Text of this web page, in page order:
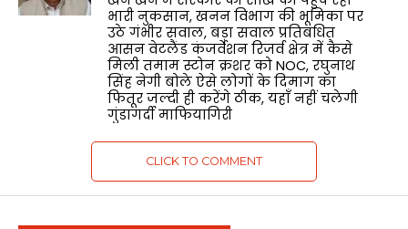
भारी नुकसान, खनन विभाग की भूमिका पर
उठे गंभीर सवाल, बड़ा सवाल प्रतिबंधित
आसन वेटलैंड कंजर्वेशन रिजर्व क्षेत्र में कैसे
मिली तमाम स्टोन क्रशर को NOC, रघुनाथ
सिंह नेगी बोले ऐसे लोगों के दिमाग का
फितूर जल्दी ही करेंगे ठीक, यहाँ नहीं चलेगी
गुंडागर्दी माफियागिरी
CLICK TO COMMENT